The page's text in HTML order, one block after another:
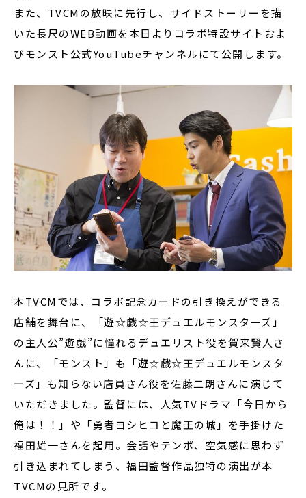
また、TVCMの放映に先行し、サイドストーリーを描
いた長尺のWEB動画を本日よりコラボ特設サイトおよ
びモンスト公式YouTubeチャンネルにて公開します。
本TVCMでは、コラボ記念カードの引き換えができる
店舗を舞台に、「遊☆戯☆王デュエルモンスターズ」
の主人公”遊戯”に憧れるデュエリスト役を賀来賢人さ
んに、「モンスト」も「遊☆戯☆王デュエルモンスタ
ーズ」も知らない店員さん役を佐藤二朗さんに演じて
いただきました。監督には、人気TVドラマ「今日から
俺は！！」や「勇者ヨシヒコと魔王の城」を手掛けた
福田雄一さんを起用。会話やテンポ、空気感に思わず
引き込まれてしまう、福田監督作品独特の演出が本
TVCMの見所です。